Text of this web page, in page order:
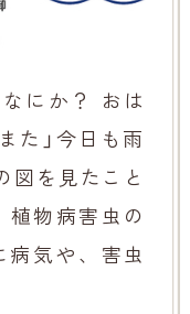
にか？ おは
た」今日も雨
図を見たこと
植物病害虫の
気や、害虫